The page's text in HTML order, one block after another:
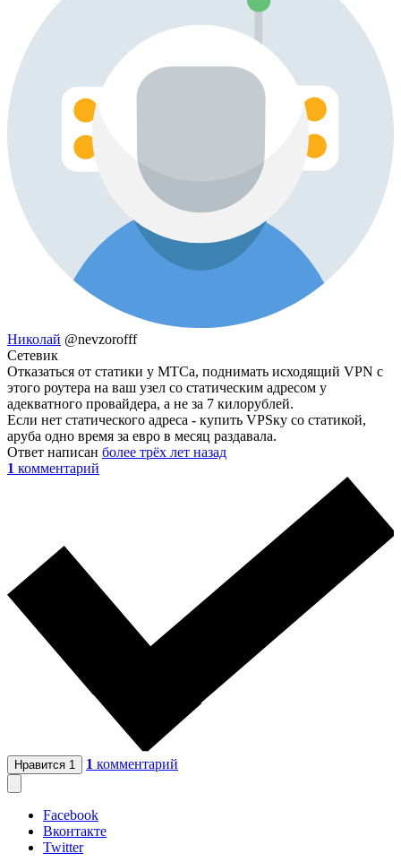
Николай @nevzorofff
Сетевик
Отказаться от статики у МТСа, поднимать исходящий VPN с
этого роутера на ваш узел со статическим адресом у
адекватного провайдера, а не за 7 килорублей.
Если нет статического адреса - купить VPSку со статикой,
аруба одно время за евро в месяц раздавала.
Ответ написан более трёх лет назад
1 комментарий
Нравится 1 1 комментарий
Facebook
Вконтакте
Twitter